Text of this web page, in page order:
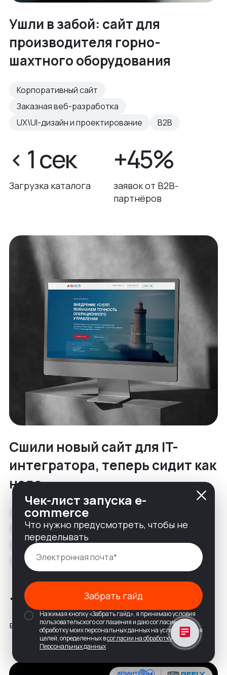
Ушли в забой: сайт для
производителя горно-
шахтного оборудования
Корпоративный сайт
Заказная веб-разработка
UX\UI-дизайн и проектирование
B2B
< 1 сек
Загрузка каталога
+45%
заявок от B2B-
партнёров
Сшили новый сайт для IT-
интегратора, теперь сидит как
надо
Корпоративный сайт
Заказная веб-разработка
UX\UI-дизайн и проектирование
Разработка на 1С-Битрикс
+40%
входящих заявок
-25%
показатель отказов
Чек-лист запуска e-
commerce
Что нужно предусмотреть, чтобы не
переделывать
Забрать гайд
Нажимая кнопку «Забрать гайд», я принимаю условия
пользовательского соглашения и даю согласие на
обработку моих персональных данных на условиях и для
целей, определенных всогласии на обработку
Персональных данных